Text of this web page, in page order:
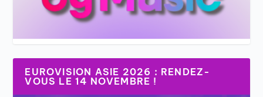
EUROVISION ASIE 2026 : RENDEZ-
VOUS LE 14 NOVEMBRE !